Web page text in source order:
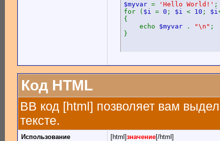
$myvar = 'Hello World!' ;
for ( $i = 0 ; $i < 10 ; $i
{
echo $myvar . "\n" ;
}
Код HTML
BB код [html] позволяет вам
тексте.
Использование [html]значение[/html]